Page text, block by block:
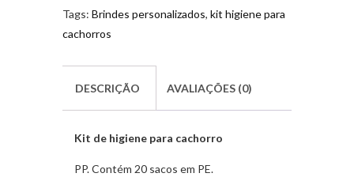
Tags: Brindes personalizados, kit higiene para
cachorros
DESCRIÇÃO AVALIAÇÕES (0)
Kit de higiene para cachorro
PP. Contém 20 sacos em PE.